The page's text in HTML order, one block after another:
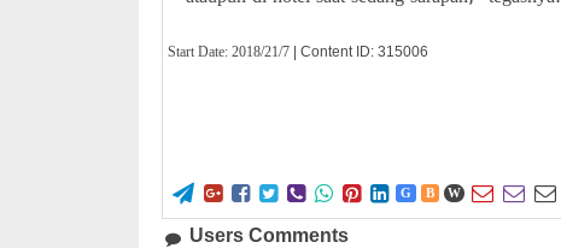
Start Date:2018/21/7 | Content ID: 315006
        G B W   
Users Comments